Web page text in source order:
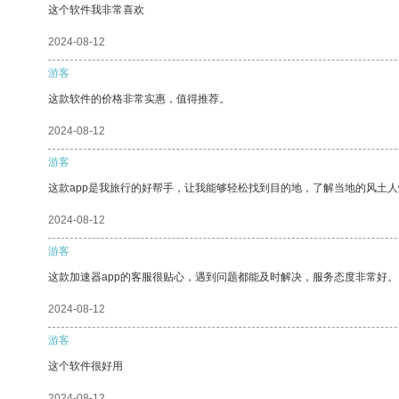
这个软件我非常喜欢
2024-08-12
游客
这款软件的价格非常实惠，值得推荐。
2024-08-12
游客
这款app是我旅行的好帮手，让我能够轻松找到目的地，了解当地的风土
2024-08-12
游客
这款加速器app的客服很贴心，遇到问题都能及时解决，服务态度非常好。
2024-08-12
游客
这个软件很好用